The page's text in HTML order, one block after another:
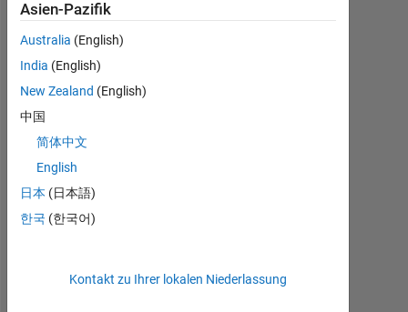
BEITRÄGE L
1
RANG
278.606
Asien-Pazifik
Australia (English)
India (English)
New Zealand (English)
中国
简体中文
English
日本 (日本語)
한국 (한국어)
Kontakt zu Ihrer lokalen Niederlassung